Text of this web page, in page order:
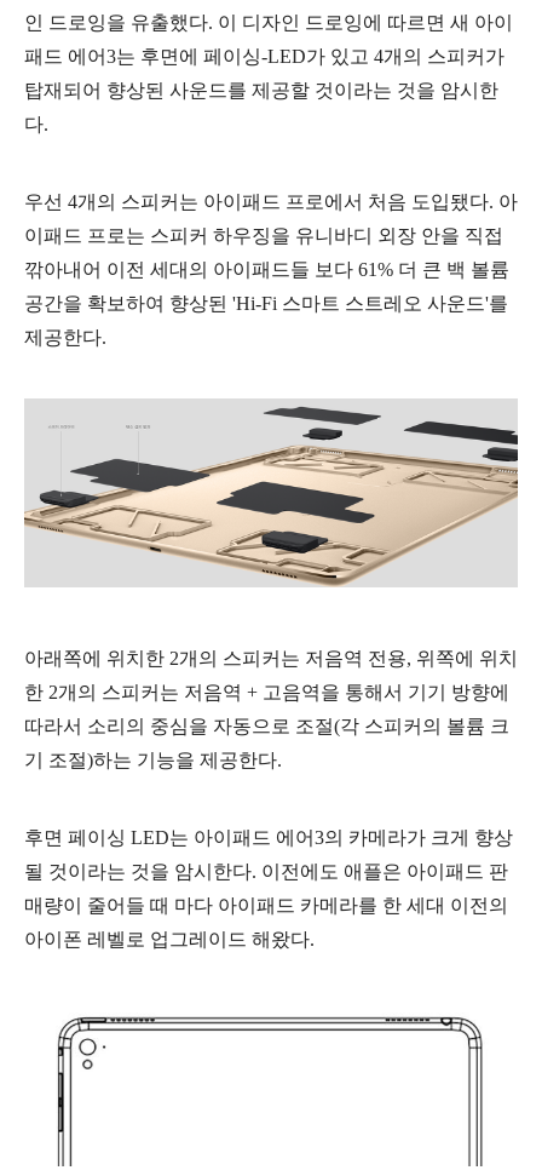
인 드로잉을 유출했다. 이 디자인 드로잉에 따르면 새 아이
패드 에어3는 후면에 페이싱-LED가 있고 4개의 스피커가
탑재되어 향상된 사운드를 제공할 것이라는 것을 암시한
다.
우선 4개의 스피커는 아이패드 프로에서 처음 도입됐다. 아
이패드 프로는 스피커 하우징을 유니바디 외장 안을 직접
깎아내어 이전 세대의 아이패드들 보다 61% 더 큰 백 볼륨
공간을 확보하여 향상된 'Hi-Fi 스마트 스트레오 사운드'를
제공한다.
아래쪽에 위치한 2개의 스피커는 저음역 전용, 위쪽에 위치
한 2개의 스피커는 저음역 + 고음역을 통해서 기기 방향에
따라서 소리의 중심을 자동으로 조절(각 스피커의 볼륨 크
기 조절)하는 기능을 제공한다.
후면 페이싱 LED는 아이패드 에어3의 카메라가 크게 향상
될 것이라는 것을 암시한다. 이전에도 애플은 아이패드 판
매량이 줄어들 때 마다 아이패드 카메라를 한 세대 이전의
아이폰 레벨로 업그레이드 해왔다.